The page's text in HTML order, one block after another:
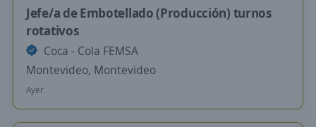
Jefe/a de Embotellado (Producción) turnos
rotativos
Coca - Cola FEMSA
Montevideo, Montevideo
Ayer